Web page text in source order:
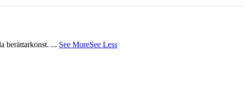
berättarkonst. ... See MoreSee Less